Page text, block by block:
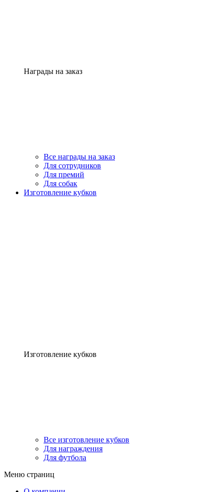
Награды на заказ
Все награды на заказ
Для сотрудников
Для премий
Для собак
Изготовление кубков
Изготовление кубков
Все изготовление кубков
Для награждения
Для футбола
Меню страниц